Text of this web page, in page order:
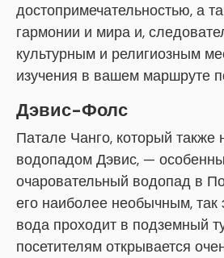
достопримечательностью, а
гармонии и мира и,
культурным и религиозным
изучения в вашем маршруте
Дэвис-Фолс
Патале Чанго, который также
водопадом Дэвис, —
очаровательный водопад в
его наиболее необычным, так
вода проходит в подземный
посетителям открывается